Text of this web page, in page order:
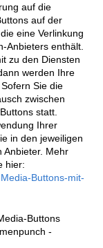
auf die
auf der
eine Verlinkung
Anbieters enthält.
zu den Diensten
werden Ihre
Sie die
zwischen
statt.
Ihrer
in den jeweiligen
Anbieter. Mehr
hier:
Buttons-mit-
Buttons
-